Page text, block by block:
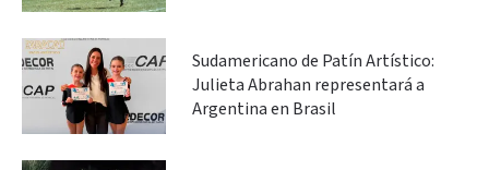
Sudamericano de Patín Artístico:
Julieta Abrahan representará a
Argentina en Brasil